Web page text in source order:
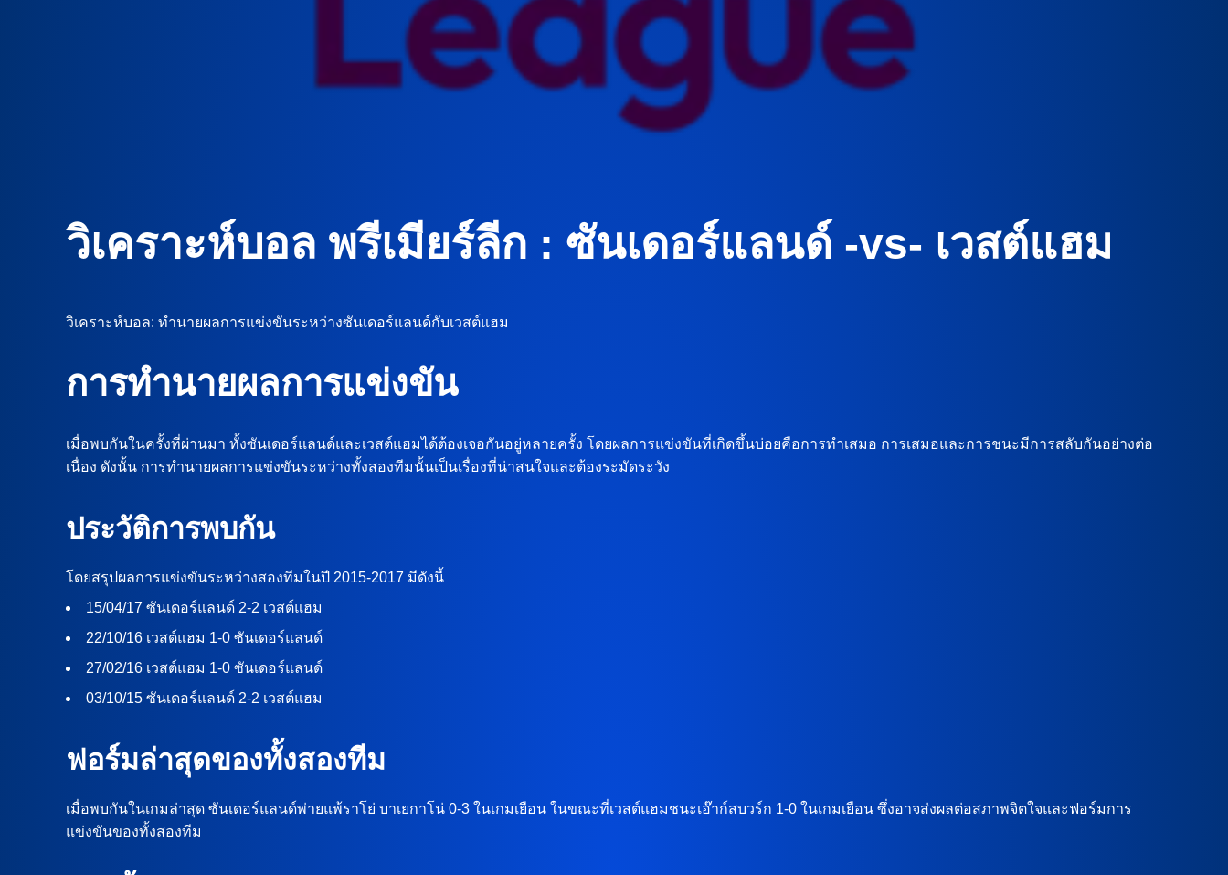
วิเคราะห์บอล พรีเมียร์ลีก : ซันเดอร์แลนด์ -vs- เวสต์แฮม
วิเคราะห์บอล: ทำนายผลการแข่งขันระหว่างซันเดอร์แลนด์กับเวสต์แฮม
การทำนายผลการแข่งขัน
เมื่อพบกันในครั้งที่ผ่านมา ทั้งซันเดอร์แลนด์และเวสต์แฮมได้ต้องเจอกันอยู่หลายครั้ง โดยผลการแข่งขันที่เกิดขึ้นบ่อยคือการทำเสมอ การเสมอและการชนะมีการสลับกันอย่างต่อ
เนื่อง ดังนั้น การทำนายผลการแข่งขันระหว่างทั้งสองทีมนั้นเป็นเรื่องที่น่าสนใจและต้องระมัดระวัง
ประวัติการพบกัน
โดยสรุปผลการแข่งขันระหว่างสองทีมในปี 2015-2017 มีดังนี้
15/04/17 ซันเดอร์แลนด์ 2-2 เวสต์แฮม
22/10/16 เวสต์แฮม 1-0 ซันเดอร์แลนด์
27/02/16 เวสต์แฮม 1-0 ซันเดอร์แลนด์
03/10/15 ซันเดอร์แลนด์ 2-2 เวสต์แฮม
ฟอร์มล่าสุดของทั้งสองทีม
เมื่อพบกันในเกมล่าสุด ซันเดอร์แลนด์พ่ายแพ้ราโย่ บาเยกาโน่ 0-3 ในเกมเยือน ในขณะที่เวสต์แฮมชนะเอ๊าก์สบวร์ก 1-0 ในเกมเยือน ซึ่งอาจส่งผลต่อสภาพจิตใจและฟอร์มการ
แข่งขันของทั้งสองทีม